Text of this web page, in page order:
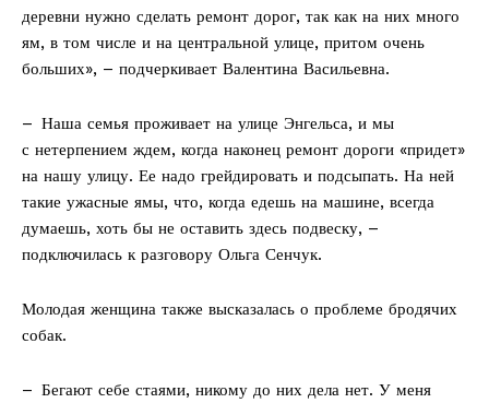
деревни нужно сделать ремонт дорог, так как на них много
ям, в том числе и на центральной улице, притом очень
больших», – подчеркивает Валентина Васильевна.
– Наша семья проживает на улице Энгельса, и мы
с нетерпением ждем, когда наконец ремонт дороги «придет»
на нашу улицу. Ее надо грейдировать и подсыпать. На ней
такие ужасные ямы, что, когда едешь на машине, всегда
думаешь, хоть бы не оставить здесь подвеску, –
подключилась к разговору Ольга Сенчук.
Молодая женщина также высказалась о проблеме бродячих
собак.
– Бегают себе стаями, никому до них дела нет. У меня